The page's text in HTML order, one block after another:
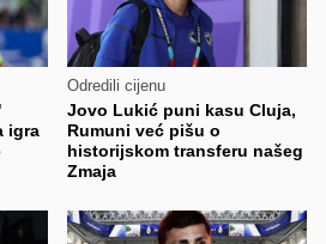
igra
Odredili cijenu
Jovo Lukić puni kasu Cluja,
Rumuni već pišu o
historijskom transferu našeg
Zmaja